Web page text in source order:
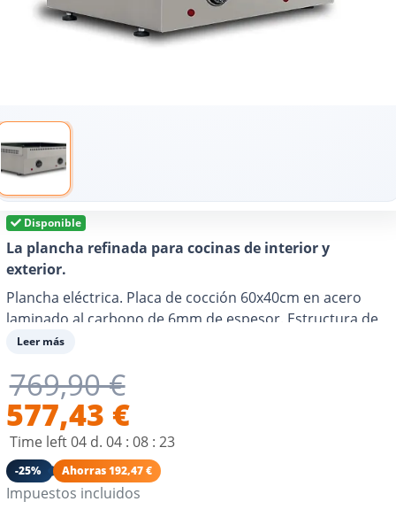
Disponible
La plancha refinada para cocinas de interior y
exterior.
Plancha eléctrica. Placa de cocción 60x40cm en acero
laminado al carbono de 6mm de espesor. Estructura de
acero inoxidable 304. Interruptor ON/OFF y 2 botones de
resistencias. Distribución óptima del calor. Tan eficiente
como una plancha de gas. Recomendable para 6-8
personas.
Leer más
769,90 €
577,43 €
Time left04 d. 04 :08 :23
-25% Ahorras 192,47 €
Impuestos incluidos